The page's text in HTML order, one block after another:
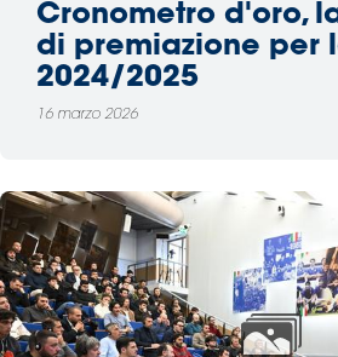
Cronometro d'oro,
di premiazione per
2024/2025
16 marzo 2026